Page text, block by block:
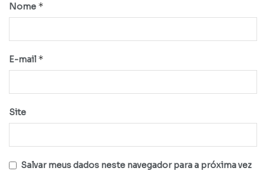
Nome *
E-mail *
Site
Salvar meus dados neste navegador para a próxima vez